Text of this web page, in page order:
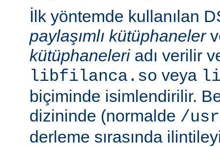
İlk yöntemde kullanılan
paylaşımlı kütüphaneler
kütüphaneleriadı verilir
libfilanca.so veya
biçiminde isimlendirilir.
dizininde (normalde /
derleme sırasında